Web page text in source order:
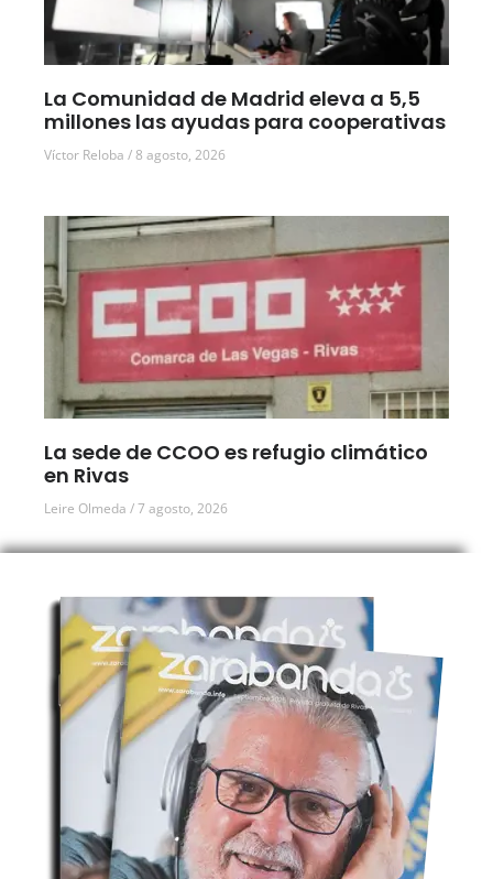
La Comunidad de Madrid eleva a 5,5
millones las ayudas para cooperativas
Víctor Reloba 8 agosto, 2026
La sede de CCOO es refugio climático
en Rivas
Leire Olmeda 7 agosto, 2026